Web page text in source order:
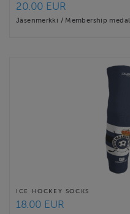
20.00 EUR
Jäsenmerkki / Membership medal
ICE HOCKEY SOCKS
18.00 EUR